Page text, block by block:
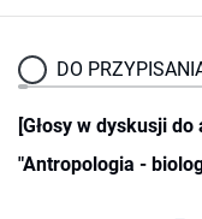
DO
[Głosy w dyskusji
"Antropologia -